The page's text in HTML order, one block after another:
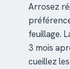
Arrosez
feuillage.
3 mois
cueillez